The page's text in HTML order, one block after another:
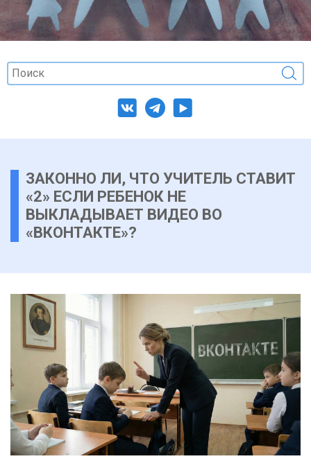
ЗАКОННО ЛИ, ЧТО УЧИТЕЛЬ СТАВИТ
«2» ЕСЛИ РЕБЕНОК НЕ
ВЫКЛАДЫВАЕТ ВИДЕО ВО
«ВКОНТАКТЕ»?